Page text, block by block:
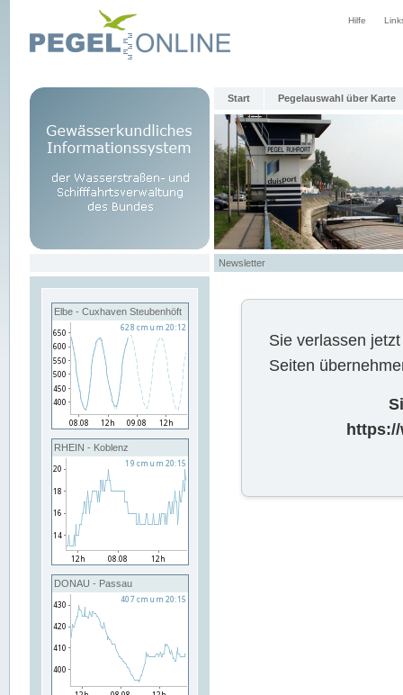
Hilfe
Start Pegelauswahl über Karte
Newsletter
Elbe - Cuxhaven Steubenhöft
RHEIN - Koblenz
DONAU - Passau
Sie verlassen
Seiten